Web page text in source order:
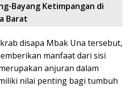
Bayang Ketimpangan di
Barat
disapa Mbak Una tersebut,
manfaat dari sisi
anjuran dalam
nilai penting bagi tumbuh